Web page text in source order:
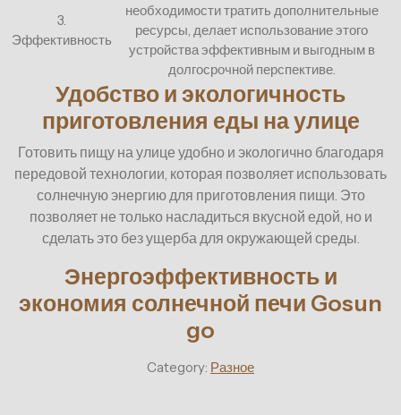
3.
Эффективность
необходимости тратить дополнительные
ресурсы, делает использование этого
устройства эффективным и выгодным в
долгосрочной перспективе.
Удобство и экологичность
приготовления еды на улице
Готовить пищу на улице удобно и экологично благодаря
передовой технологии, которая позволяет использовать
солнечную энергию для приготовления пищи. Это
позволяет не только насладиться вкусной едой, но и
сделать это без ущерба для окружающей среды.
Энергоэффективность и
экономия солнечной печи Gosun
go
Category: Разное